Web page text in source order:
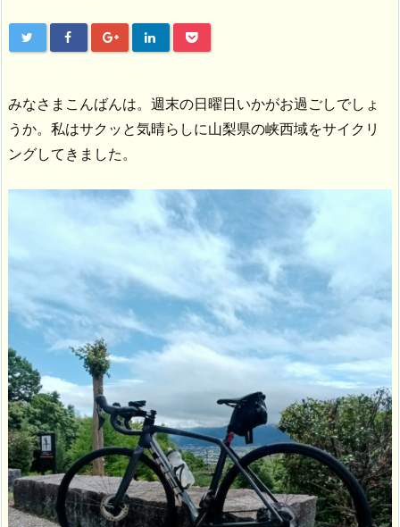
みなさまこんばんは。週末の日曜日いかがお過ごしでしょ
うか。私はサクッと気晴らしに山梨県の峡西域をサイクリ
ングしてきました。